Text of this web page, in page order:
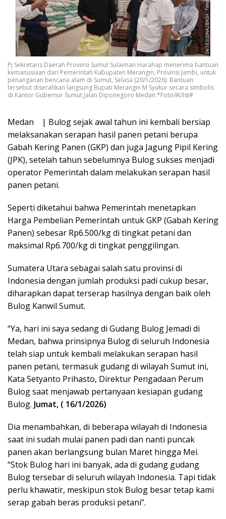
Pj Sekretaris Daerah Provinsi Sumut Sulaiman Harahap menerima bantuan
kemanusiaan dari Pemerintah Kabupaten Merangin, Provinsi Jambi, untuk
penanganan bencana alam di Sumut, Selasa (20/1/2026). Bantuan
tersebut diserahkan langsung Bupati Merangin M Syukur secara simbolis
di Kantor Gubernur Sumut Jalan Diponegoro Medan.*Foto/IK/Ist#
Medan | Bulog sejak awal tahun ini kembali bersiap
melaksanakan serapan hasil panen petani berupa
Gabah Kering Panen (GKP) dan juga Jagung Pipil Kering
(JPK), setelah tahun sebelumnya Bulog sukses menjadi
operator Pemerintah dalam melakukan serapan hasil
panen petani.
Seperti diketahui bahwa Pemerintah menetapkan
Harga Pembelian Pemerintah untuk GKP (Gabah Kering
Panen) sebesar Rp6.500/kg di tingkat petani dan
maksimal Rp6.700/kg di tingkat penggilingan.
Sumatera Utara sebagai salah satu provinsi di
Indonesia dengan jumlah produksi padi cukup besar,
diharapkan dapat terserap hasilnya dengan baik oleh
Bulog Kanwil Sumut.
“Ya, hari ini saya sedang di Gudang Bulog Jemadi di
Medan, bahwa prinsipnya Bulog di seluruh Indonesia
telah siap untuk kembali melakukan serapan hasil
panen petani, termasuk gudang di wilayah Sumut ini,
Kata Setyanto Prihasto, Direktur Pengadaan Perum
Bulog saat menjawab pertanyaan kesiapan gudang
Bulog. Jumat, ( 16/1/2026)
Dia menambahkan, di beberapa wilayah di Indonesia
saat ini sudah mulai panen padi dan nanti puncak
panen akan berlangsung bulan Maret hingga Mei.
“Stok Bulog hari ini banyak, ada di gudang gudang
Bulog tersebar di seluruh wilayah Indonesia. Tapi tidak
perlu khawatir, meskipun stok Bulog besar tetap kami
serap gabah beras produksi petani”.